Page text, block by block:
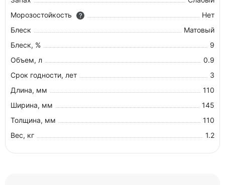
Морозостойкость
?
Нет
Блеск
Матовый
Блеск, %
9
Объем, л
0.9
Срок годности, лет
3
Длина, мм
110
Ширина, мм
145
Толщина, мм
110
Вес, кг
1.2